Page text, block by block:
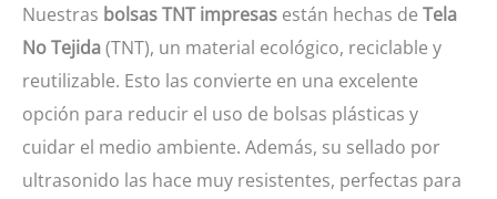
Nuestras bolsas TNT impresas están hechas de Tela
No Tejida(TNT), un material ecológico, reciclable y
reutilizable. Esto las convierte en una excelente
opción para reducir el uso de bolsas plásticas y
cuidar el medio ambiente. Además, su sellado por
ultrasonido las hace muy resistentes, perfectas para